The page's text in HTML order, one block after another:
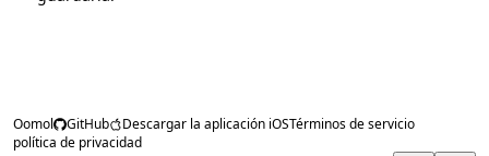
Oomol GitHub Descargar la aplicación iOSTérminos de servicio
política de privacidad